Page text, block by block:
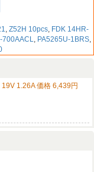
, Z52H 10pcs, FDK 14HR-
700AACL, PA5265U-1BRS,
1.26A 価格 6,439円